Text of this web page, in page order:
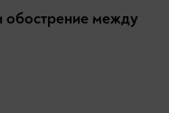
между